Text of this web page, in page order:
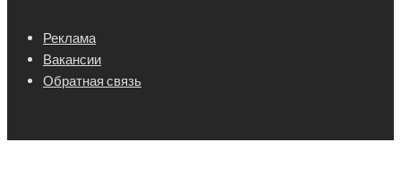
Реклама
Вакансии
Обратная связь